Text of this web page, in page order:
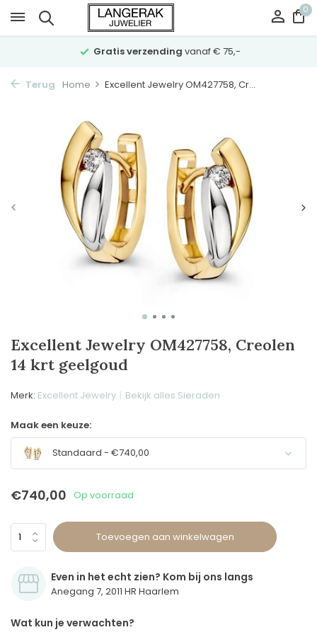
0
Gratis verzending vanaf € 75,-
Terug Home Excellent Jewelry OM427758, Cr...
Excellent Jewelry OM427758, Creolen
14 krt geelgoud
Merk: Excellent Jewelry Bekijk alles Sieraden
Maak een keuze:
Standaard - €740,00
€740,00 Op voorraad
Toevoegen aan winkelwagen
Even in het echt zien? Kom bij ons langs
Anegang 7, 2011 HR Haarlem
Wat kun je verwachten?